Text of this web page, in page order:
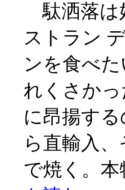
駄洒落は
ストラン
ンを食べ
れくさか
に昂揚す
ら直輸入
で焼く。